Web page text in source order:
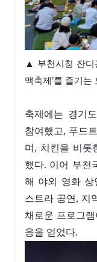
▲ 부천시청 잔디
맥축제’를 즐기는
축제에는 경기
참여했고, 푸드
며, 치킨을 비롯
했다. 이어 부천
해 야외 영화 상
스트라 공연, 지
채로운 프로그
응을 얻었다.